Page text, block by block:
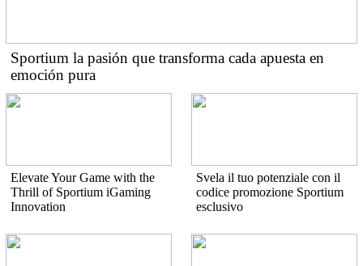
Sportium la pasión que transforma cada apuesta en
emoción pura
Elevate Your Game with the
Thrill of Sportium iGaming
Innovation
Svela il tuo potenziale con il
codice promozione Sportium
esclusivo